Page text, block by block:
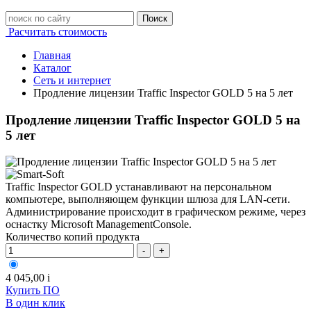
Поиск
Расчитать стоимость
Главная
Каталог
Сеть и интернет
Продление лицензии Traffic Inspector GOLD 5 на 5 лет
Продление лицензии Traffic Inspector GOLD 5 на
5 лет
Traffic Inspector GOLD устанавливают на персональном
компьютере, выполняющем функции шлюза для LAN-сети.
Администрирование происходит в графическом режиме, через
оснастку Microsoft ManagementConsole.
Количество копий продукта
- +
4 045,00 i
Купить ПО
В один клик